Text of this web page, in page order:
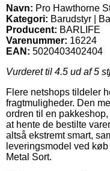
Navn: Pro Hawthorne
Kategori: Barudstyr |
Producent: BARLIFE
Varenummer: 16224
EAN: 5020403402404
Vurderet til 4.5 ud af 5
Flere netshops tildeler
fragtmuligheder. Den
ordren til en
at hente de bestilte
altså ekstremt smart,
leveringsmodel ved
Metal Sort.